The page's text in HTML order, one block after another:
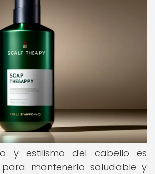
y estilismo del cabello es
mantenerlo saludable y